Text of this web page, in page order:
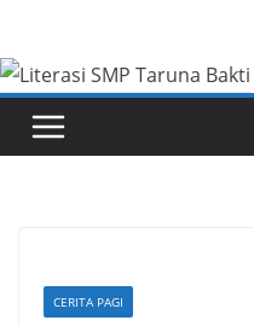
content
CERITA PAGI